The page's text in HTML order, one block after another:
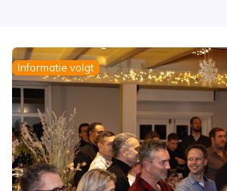
Informatie volgt